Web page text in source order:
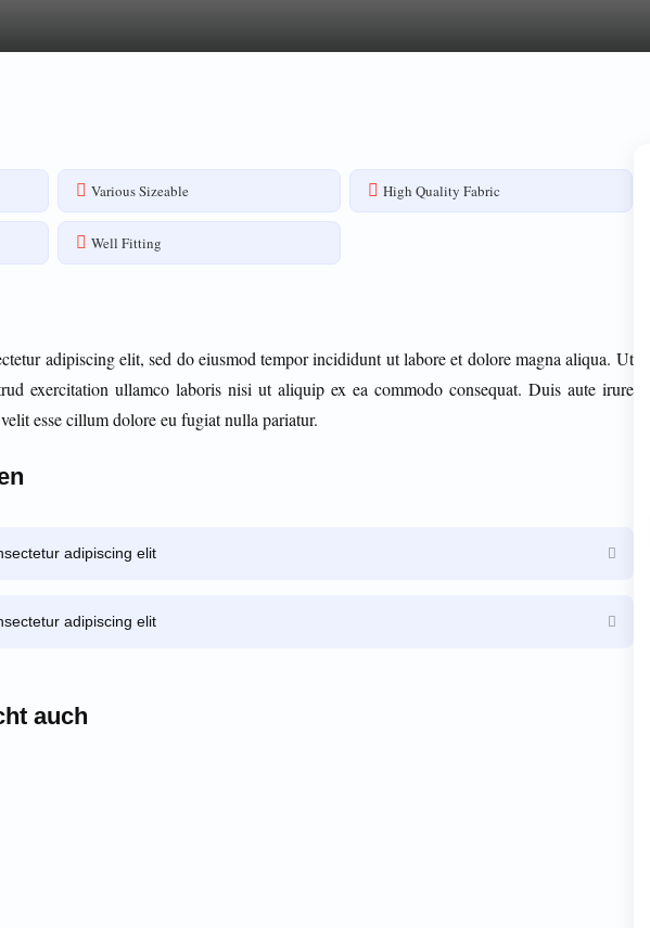
Various Sizeable High Quality Fabric
Well Fitting
adipiscing elit, sed do eiusmod tempor incididunt ut labore et dolore magna aliqua. Ut
exercitation ullamco laboris nisi ut aliquip ex ea commodo consequat. Duis aute irure
esse cillum dolore eu fugiat nulla pariatur.
adipiscing elit
adipiscing elit
auch